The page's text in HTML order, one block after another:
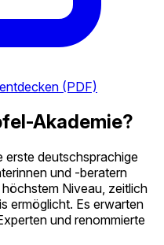
(PDF)
Akademie?
erste deutschsprachige
und -beratern
Niveau, zeitlich
ermöglicht. Es erwarten
und renommierte